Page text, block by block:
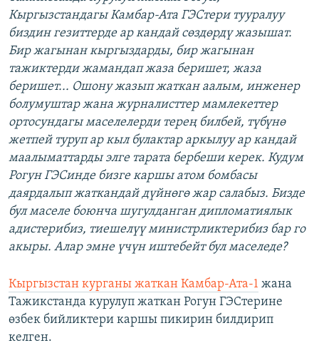
Кыргызстандагы Камбар-Ата ГЭСтери тууралуу
биздин гезиттерде ар кандай сөздөрдү жазышат.
Бир жагынан кыргыздарды, бир жагынан
тажиктерди жамандап жаза беришет, жаза
беришет... Ошону жазып жаткан аалым, инженер
болумуштар жана журналисттер мамлекеттер
ортосундагы маселелерди терең билбей, түбүнө
жетпей туруп ар кыл булактар аркылуу ар кандай
маалыматтарды элге тарата бербеши керек. Кудум
Рогун ГЭСинде бизге каршы атом бомбасы
даярдалып жаткандай дүйнөгө жар салабыз. Бизде
бул маселе боюнча шугулданган дипломатиялык
адистерибиз, тиешелүү министрликтерибиз бар го
акыры. Алар эмне үчүн иштебейт бул маселеде?
Кыргызстан курганы жаткан Камбар-Ата-1 жана
Тажикстанда курулуп жаткан Рогун ГЭСтерине
өзбек бийликтери каршы пикирин билдирип
келген.